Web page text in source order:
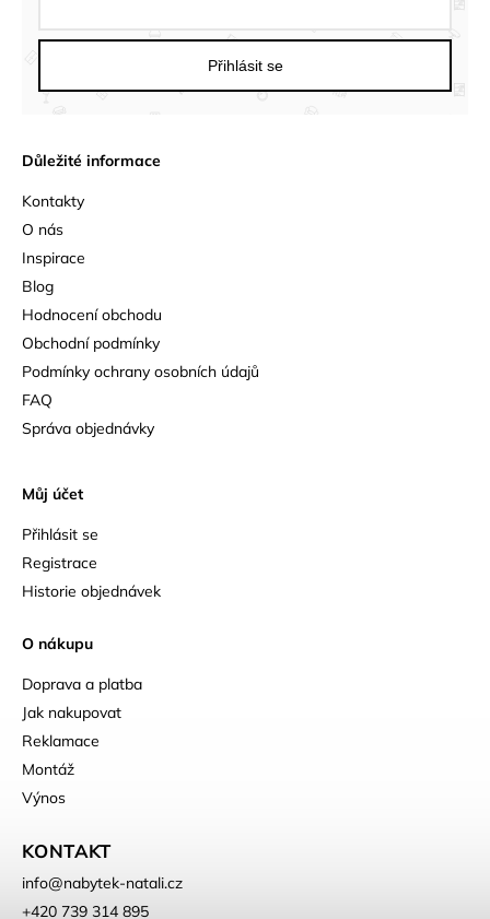
Důležité informace
Kontakty
O nás
Inspirace
Blog
Hodnocení obchodu
Obchodní podmínky
Podmínky ochrany osobních údajů
FAQ
Správa objednávky
Můj účet
Přihlásit se
Registrace
Historie objednávek
O nákupu
Doprava a platba
Jak nakupovat
Reklamace
Montáž
Výnos
KONTAKT
info@nabytek-natali.cz
+420 739 314 895
Přihlásit se